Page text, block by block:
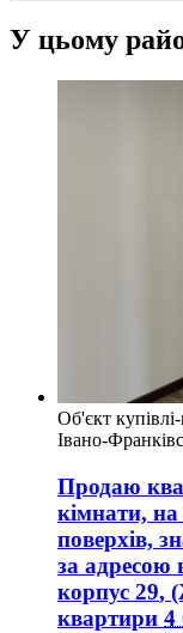
У цьому
Об'єкт
Івано-
Продаю
кімнати, на
поверхів,
за адресою
корпус 29,
квартири 4